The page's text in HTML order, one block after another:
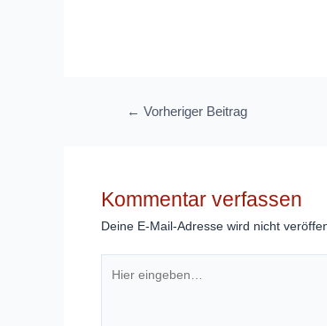
Beitragsnavigation
← Vorheriger Beitrag
Kommentar verfassen
Deine E-Mail-Adresse wird nicht
eingeben…